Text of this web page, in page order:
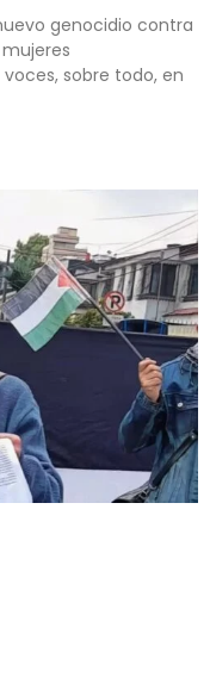
genocidio contra
sobre todo, en